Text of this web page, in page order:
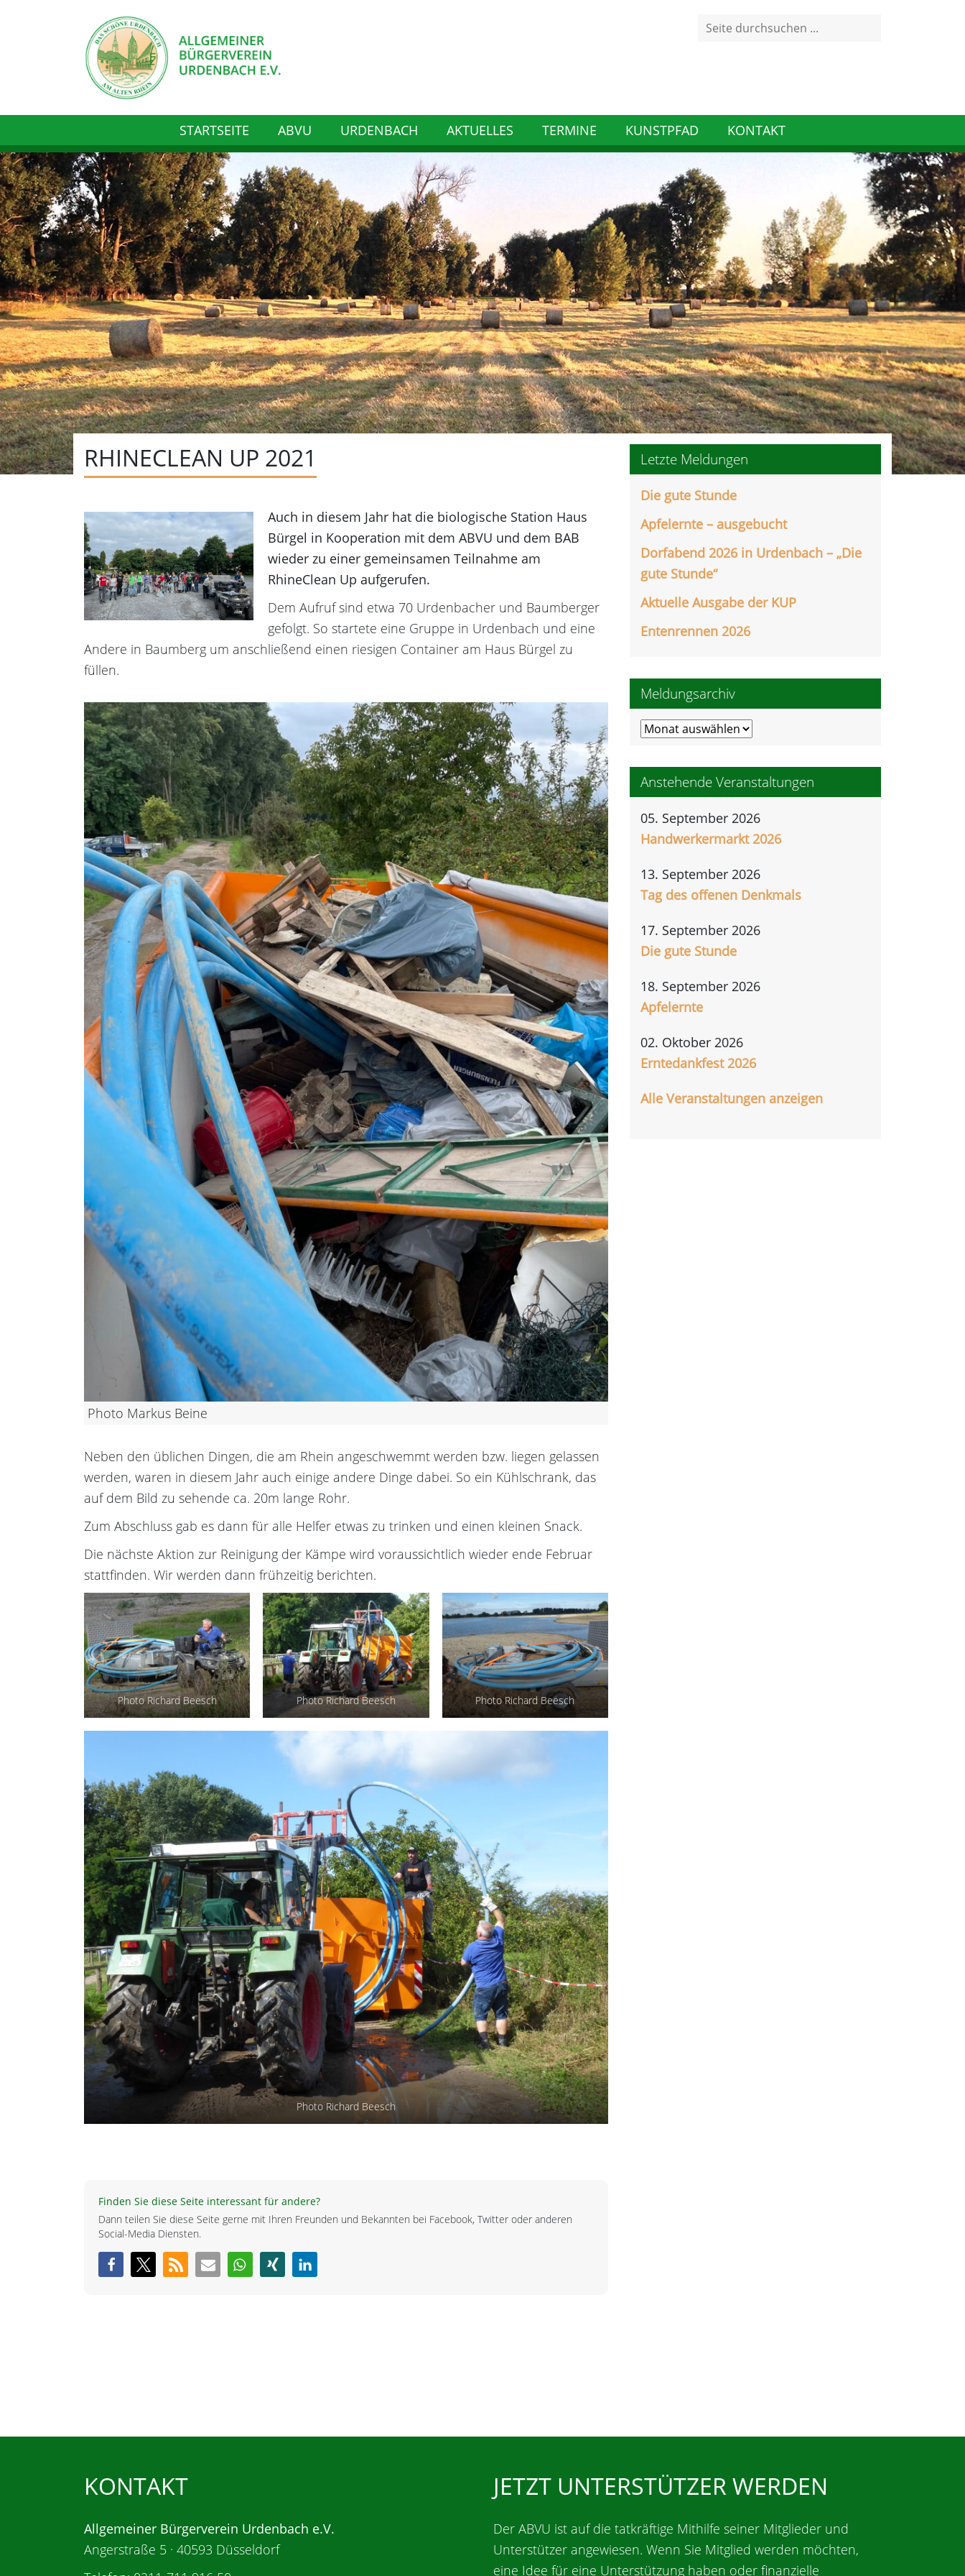
Search
STARTSEITE ABVU URDENBACH AKTUELLES TERMINE KUNSTPFAD KONTAKT
RHINECLEAN UP 2021
Auch in diesem Jahr hat die biologische Station Haus
Bürgel in Kooperation mit dem ABVU und dem BAB
wieder zu einer gemeinsamen Teilnahme am
RhineClean Up aufgerufen.
Dem Aufruf sind etwa 70 Urdenbacher und Baumberger
gefolgt. So startete eine Gruppe in Urdenbach und eine
Andere in Baumberg um anschließend einen riesigen Container am Haus Bürgel zu
füllen.
Photo Markus Beine
Neben den üblichen Dingen, die am Rhein angeschwemmt werden bzw. liegen gelassen
werden, waren in diesem Jahr auch einige andere Dinge dabei. So ein Kühlschrank, das
auf dem Bild zu sehende ca. 20m lange Rohr.
Zum Abschluss gab es dann für alle Helfer etwas zu trinken und einen kleinen Snack.
Die nächste Aktion zur Reinigung der Kämpe wird voraussichtlich wieder ende Februar
stattfinden. Wir werden dann frühzeitig berichten.
Photo Richard Beesch Photo Richard Beesch Photo Richard Beesch
Photo Richard Beesch
Finden Sie diese Seite interessant für andere?
Dann teilen Sie diese Seite gerne mit Ihren Freunden und Bekannten bei Facebook, Twitter oder anderen
Social-Media Diensten.
Letzte Meldungen
Die gute Stunde
Apfelernte – ausgebucht
Dorfabend 2026 in Urdenbach – „Die
gute Stunde“
Aktuelle Ausgabe der KUP
Entenrennen 2026
Meldungsarchiv
Meldungsarchiv
Anstehende Veranstaltungen
05. September 2026
Handwerkermarkt 2026
13. September 2026
Tag des offenen Denkmals
17. September 2026
Die gute Stunde
18. September 2026
Apfelernte
02. Oktober 2026
Erntedankfest 2026
Alle Veranstaltungen anzeigen
KONTAKT
Allgemeiner Bürgerverein Urdenbach e.V.
Angerstraße 5 · 40593 Düsseldorf
JETZT UNTERSTÜTZER WERDEN
Der ABVU ist auf die tatkräftige Mithilfe seiner Mitglieder und
Unterstützer angewiesen. Wenn Sie Mitglied werden möchten,
eine Idee für eine Unterstützung haben oder finanzielle